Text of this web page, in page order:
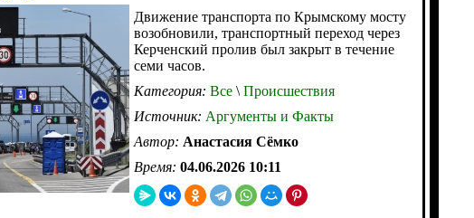
Движение транспорта по Крымскому мосту
возобновили, транспортный переход через
Керченский пролив был закрыт в течение
семи часов.
Категория: Все \ Происшествия
Источник: Аргументы и Факты
Автор: Анастасия Сёмко
Время: 04.06.2026 10:11